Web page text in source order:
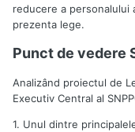
reducere a personalului
prezenta lege.
Punct de vedere
Analizând proiectul de
Executiv Central al
1. Unul dintre